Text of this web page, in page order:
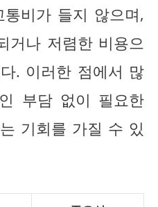
비가 들지 않으며,
거나 저렴한 비용으
. 이러한 점에서 많
부담 없이 필요한
기회를 가질 수 있